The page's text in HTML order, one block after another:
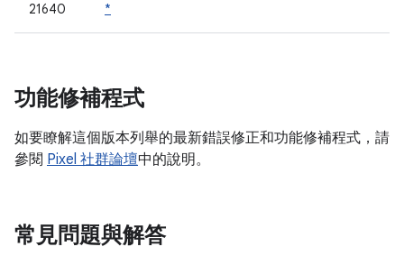
21640
*
功能修補程式
如要瞭解這個版本列舉的最新錯誤修正和功能修補程式，請
參閱 Pixel 社群論壇中的說明。
常見問題與解答